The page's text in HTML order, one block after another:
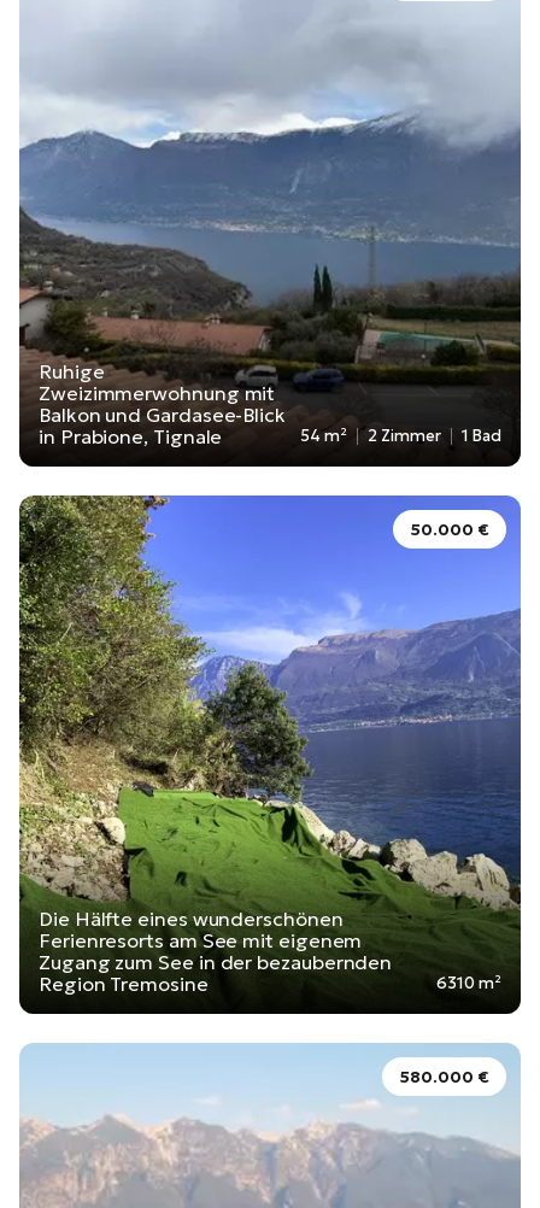
Ruhige
Zweizimmerwohnung mit
Balkon und Gardasee-Blick
in Prabione, Tignale
54 m² 2 Zimmer 1 Bad
50.000 €
Die Hälfte eines wunderschönen
Ferienresorts am See mit eigenem
Zugang zum See in der bezaubernden
Region Tremosine
6310 m²
580.000 €